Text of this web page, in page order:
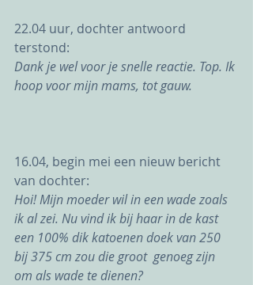
22.04 uur, dochter antwoord
terstond:
Dank je wel voor je snelle reactie. Top. Ik
hoop voor mijn mams, tot gauw.
16.04, begin mei een nieuw bericht
van dochter:
Hoi! Mijn moeder wil in een wade zoals
ik al zei. Nu vind ik bij haar in de kast
een 100% dik katoenen doek van 250
bij 375 cm zou die groot  genoeg zijn
om als wade te dienen?